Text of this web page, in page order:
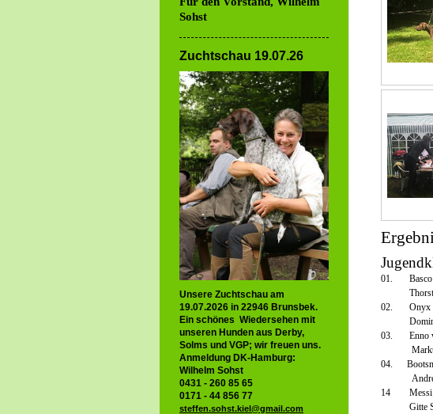
01.
Thorsten
02.
Dominik
03. Enno
Markus
04.
14
Gitte
Sohst
Zuchtschau 19.07.26
Unsere Zuchtschau am
19.07.2026 in 22946 Brunsbek.
Ein schönes Wiedersehen mit
unseren Hunden aus Derby,
Solms und VGP; wir freuen uns.
Anmeldung DK-Hamburg:
Wilhelm Sohst
0431 - 260 85 65
0171 - 44 856 77
steffen.sohst.kiel@gmail.com